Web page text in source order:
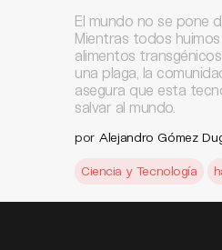
El mundo no se pone
Mientras todos
alimentos
una plaga, la
asegura que esta
salvar al mundo.
por Alejandro Gómez
Ciencia y Tecnología